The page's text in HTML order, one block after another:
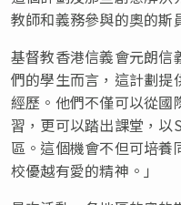
教師和義務參與的奧的斯
基督教香港信義會元朗信
們的學生而言，這計劃提
經歷。他們不僅可以從國
習，更可以踏出課堂，以
區。這個機會不但可培
校優越有愛的精神。」